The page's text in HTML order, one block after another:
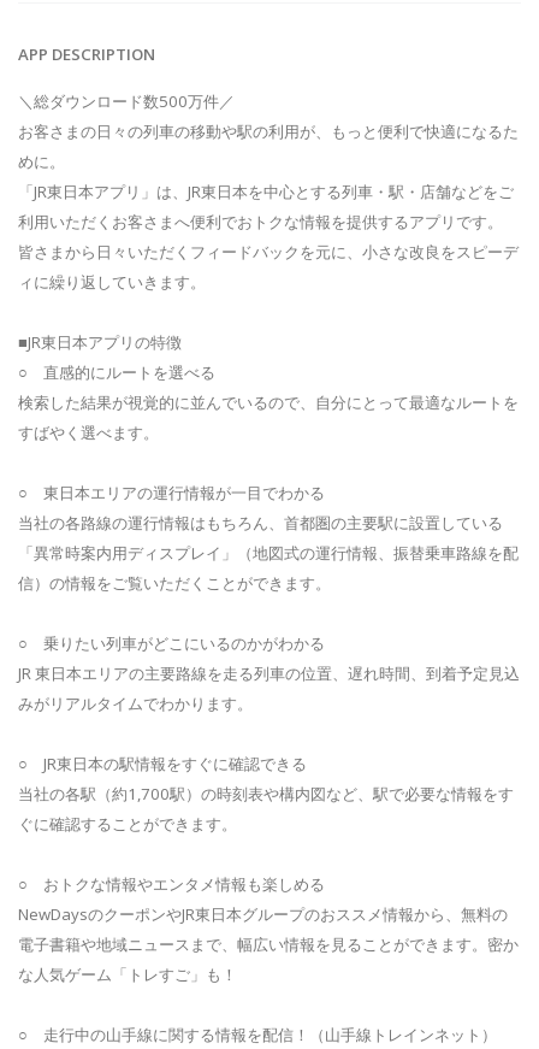
APP DESCRIPTION
＼総ダウンロード数500万件／
お客さまの日々の列車の移動や駅の利用が、もっと便利で快適になるた
めに。
「JR東日本アプリ」は、JR東日本を中心とする列車・駅・店舗などをご
利用いただくお客さまへ便利でおトクな情報を提供するアプリです。
皆さまから日々いただくフィードバックを元に、小さな改良をスピーデ
ィに繰り返していきます。
■JR東日本アプリの特徴
○ 直感的にルートを選べる
検索した結果が視覚的に並んでいるので、自分にとって最適なルートを
すばやく選べます。
○ 東日本エリアの運行情報が一目でわかる
当社の各路線の運行情報はもちろん、首都圏の主要駅に設置している
「異常時案内用ディスプレイ」（地図式の運行情報、振替乗車路線を配
信）の情報をご覧いただくことができます。
○ 乗りたい列車がどこにいるのかがわかる
JR 東日本エリアの主要路線を走る列車の位置、遅れ時間、到着予定見込
みがリアルタイムでわかります。
○ JR東日本の駅情報をすぐに確認できる
当社の各駅（約1,700駅）の時刻表や構内図など、駅で必要な情報をす
ぐに確認することができます。
○ おトクな情報やエンタメ情報も楽しめる
NewDaysのクーポンやJR東日本グループのおススメ情報から、無料の
電子書籍や地域ニュースまで、幅広い情報を見ることができます。密か
な人気ゲーム「トレすご」も！
○ 走行中の山手線に関する情報を配信！（山手線トレインネット）